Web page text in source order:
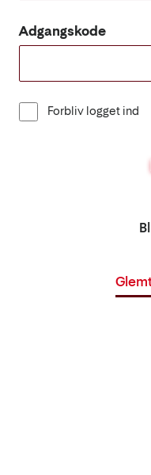
Adgangskode
Forbliv logget ind